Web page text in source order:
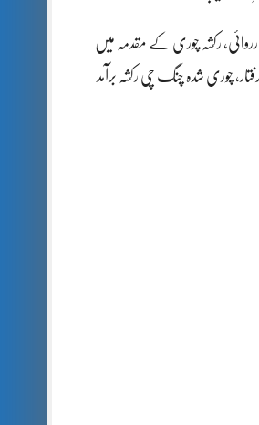
رکشہ چوری کے مقدمہ میں
چوری شدہ چنگ چی رکشہ برآمد